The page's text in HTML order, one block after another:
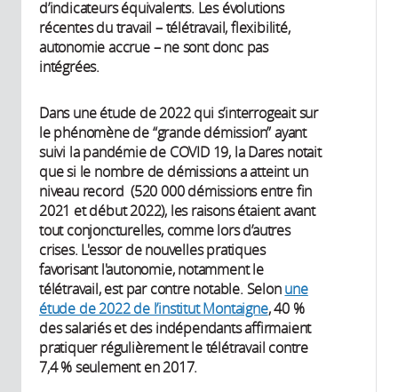
d’indicateurs équivalents. Les évolutions
récentes du travail – télétravail, flexibilité,
autonomie accrue – ne sont donc pas
intégrées.
Dans une étude de 2022 qui s’interrogeait sur
le phénomène de “grande démission” ayant
suivi la pandémie de COVID 19, la Dares notait
que si le nombre de démissions a atteint un
niveau record (520 000 démissions entre fin
2021 et début 2022), les raisons étaient avant
tout conjoncturelles, comme lors d’autres
crises. L'essor de nouvelles pratiques
favorisant l'autonomie, notamment le
télétravail, est par contre notable. Selonune
étude de 2022 de l’institut Montaigne, 40 %
des salariés et des indépendants affirmaient
pratiquer régulièrement le télétravail contre
7,4 % seulement en 2017.